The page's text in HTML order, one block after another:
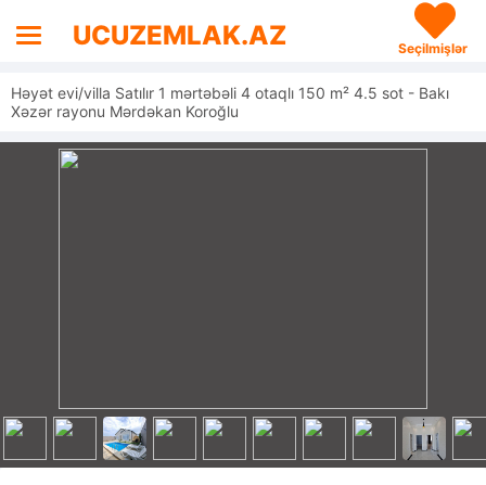
UCUZEMLAK.AZ Seçilmişlər
Həyət evi/villa Satılır 1 mərtəbəli 4 otaqlı 150 m² 4.5 sot - Bakı
Xəzər rayonu Mərdəkan Koroğlu